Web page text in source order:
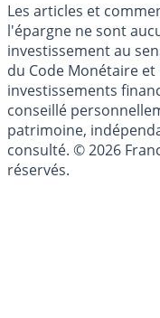
Les articles et
l'épargne ne sont
investissement au
du Code Monétaire
investissements
conseillé
patrimoine,
consulté. © 2026
réservés.